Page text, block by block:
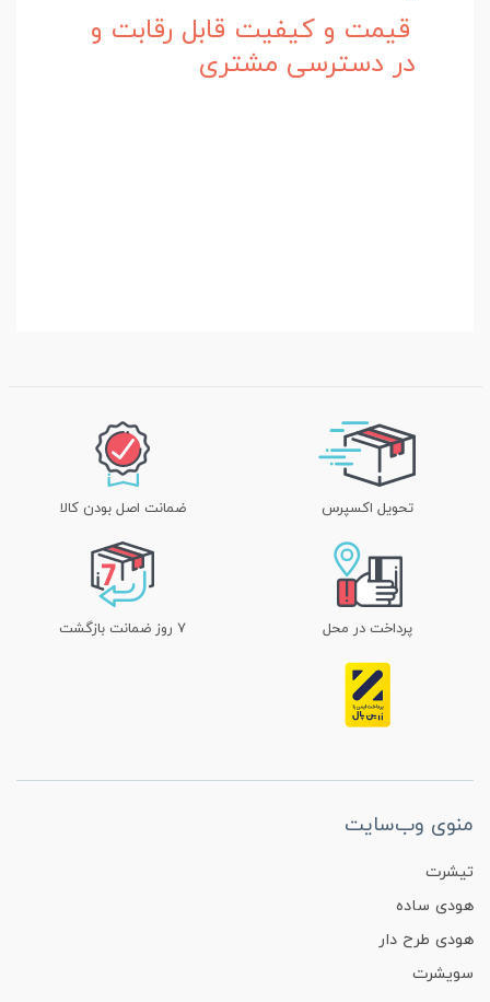
قیمت و کیفیت قابل رقابت و
در دسترسی مشتری
تحویل اکسپرس ضمانت اصل بودن کالا
پرداخت در محل ۷ روز ضمانت بازگشت
منوی وب‌سایت
تیشرت
هودی ساده
هودی طرح دار
سویشرت